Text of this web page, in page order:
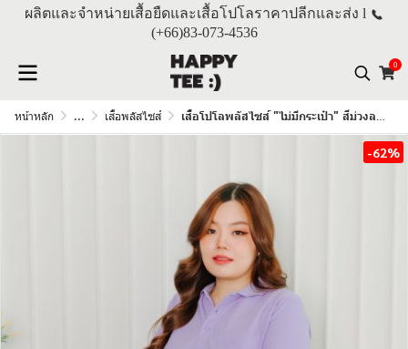
ผลิตและจำหน่ายเสื้อยืดและเสื้อโปโลราคาปลีกและส่ง l
(+66)83-073-4536
0
หน้าหลัก ... เสื้อพลัสไซส์ เสื้อโปโลพลัสไซส์ "ไม่มีกระเป๋า" สีม่วงลาเวนเดอร์
-62%